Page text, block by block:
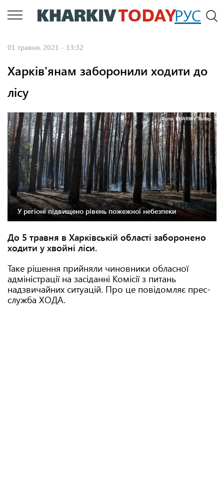
Перейти
до
РУС
01 травня, 2021 - 13:32
Харків'янам заборонили ходити до
лісу
Фото: KHARKIV Today.
У регіоні підвищено рівень пожежної небезпеки
До 5 травня в Харківській області заборонено
ходити у хвойні ліси.
Таке рішення прийняли чиновники обласної
адміністрації на засіданні Комісії з питань
надзвичайних ситуацій. Про це повідомляє прес-
служба ХОДА.